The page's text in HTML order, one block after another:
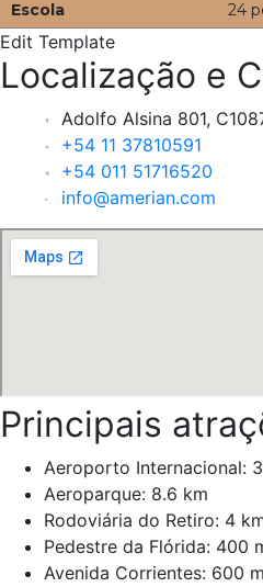
Escola 24
Edit Template
Localização e
Adolfo Alsina 801,
+54 11 37810591
+54 011 51716520
info@amerian.com
Principais
Aeroporto Internacional:
Aeroparque: 8.6 km
Rodoviária do Retiro: 4
Pedestre da Flórida: 400
Avenida Corrientes: 600 m